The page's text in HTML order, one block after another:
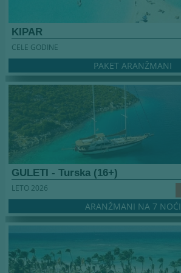
KIPAR
CELE GODINE
PAKET ARANŽMANI
GULETI - Turska (16+)
LETO 2026
ARANŽMANI NA 7 NOĆI